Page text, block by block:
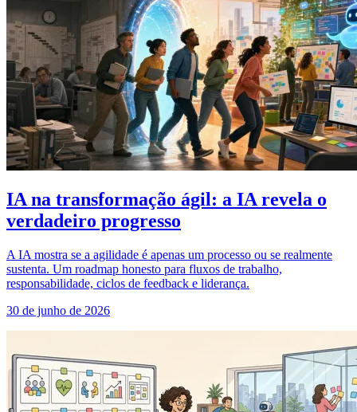
IA na transformação ágil: a IA revela o
verdadeiro progresso
A IA mostra se a agilidade é apenas um processo ou se realmente
sustenta. Um roadmap honesto para fluxos de trabalho,
responsabilidade, ciclos de feedback e liderança.
30 de junho de 2026